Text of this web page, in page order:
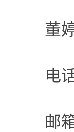
董
电
邮